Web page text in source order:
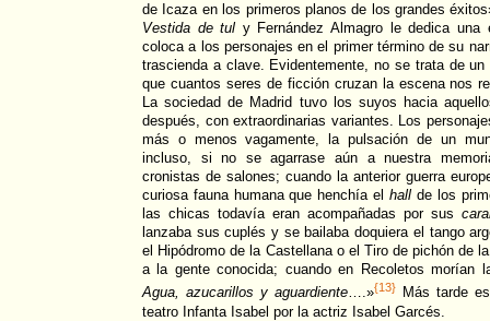
de Icaza en los primeros planos de los grandes
Vestida de tul y Fernández Almagro le dedica
coloca a los personajes en el primer término de su
trascienda a clave. Evidentemente, no se trata de un
que cuantos seres de ficción cruzan la escena nos
La sociedad de Madrid tuvo los suyos hacia
después, con extraordinarias variantes. Los
más o menos vagamente, la pulsación de un
incluso, si no se agarrase aún a nuestra
cronistas de salones; cuando la anterior guerra
curiosa fauna humana que henchía el hall de los
las chicas todavía eran acompañadas por sus
lanzaba sus cuplés y se bailaba doquiera el tango
el Hipódromo de la Castellana o el Tiro de pichón de
a la gente conocida; cuando en Recoletos morían
Agua, azucarillos y aguardiente….»{13}
Más tarde
teatro Infanta Isabel por la actriz Isabel Garcés.